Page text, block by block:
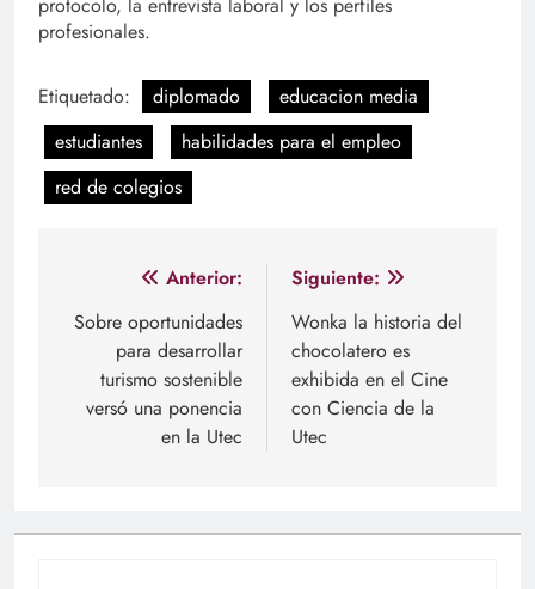
protocolo, la entrevista laboral y los perfiles
profesionales.
Etiquetado: diplomado
educacion media
estudiantes
habilidades para el empleo
red de colegios
Navegación
de
entradas
Anterior:
Sobre oportunidades
para desarrollar
turismo sostenible
versó una ponencia
en la Utec
Siguiente:
Wonka la historia del
chocolatero es
exhibida en el Cine
con Ciencia de la
Utec